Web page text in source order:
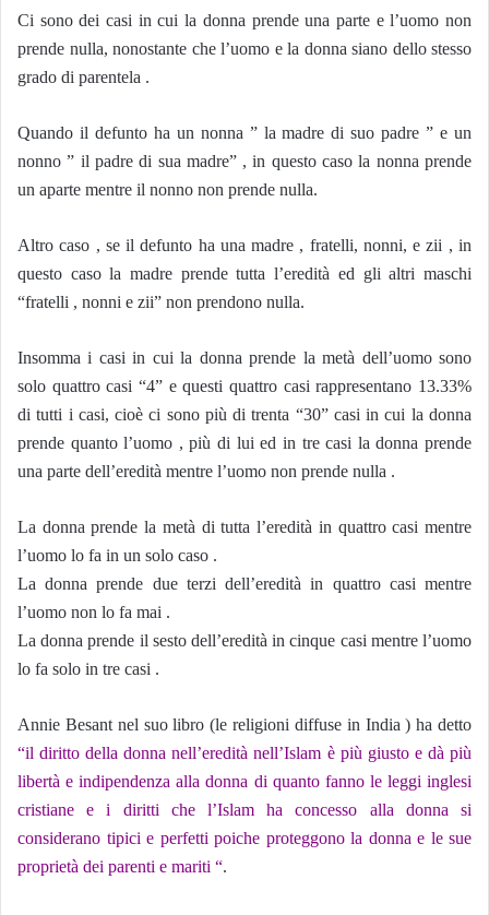
Ci sono dei casi in cui la donna prende una parte e l’uomo non
prende nulla, nonostante che l’uomo e la donna siano dello stesso
grado di parentela .
Quando il defunto ha un nonna ” la madre di suo padre ” e un
nonno ” il padre di sua madre” , in questo caso la nonna prende
un aparte mentre il nonno non prende nulla.
Altro caso , se il defunto ha una madre , fratelli, nonni, e zii , in
questo caso la madre prende tutta l’eredità ed gli altri maschi
“fratelli , nonni e zii” non prendono nulla.
Insomma i casi in cui la donna prende la metà dell’uomo sono
solo quattro casi “4” e questi quattro casi rappresentano 13.33%
di tutti i casi, cioè ci sono più di trenta “30” casi in cui la donna
prende quanto l’uomo , più di lui ed in tre casi la donna prende
una parte dell’eredità mentre l’uomo non prende nulla .
La donna prende la metà di tutta l’eredità in quattro casi mentre
l’uomo lo fa in un solo caso .
La donna prende due terzi dell’eredità in quattro casi mentre
l’uomo non lo fa mai .
La donna prende il sesto dell’eredità in cinque casi mentre l’uomo
lo fa solo in tre casi .
Annie Besant nel suo libro (le religioni diffuse in India ) ha detto
“il diritto della donna nell’eredità nell’Islam è più giusto e dà più
libertà e indipendenza alla donna di quanto fanno le leggi inglesi
cristiane e i diritti che l’Islam ha concesso alla donna si
considerano tipici e perfetti poiche proteggono la donna e le sue
proprietà dei parenti e mariti “.